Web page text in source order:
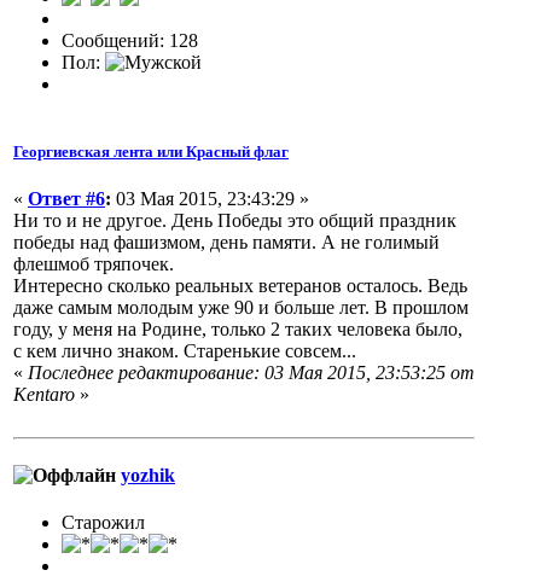
Сообщений: 128
Пол:
Георгиевская лента или Красный флаг
« Ответ #6: 03 Мая 2015, 23:43:29 »
Ни то и не другое. День Победы это общий праздник
победы над фашизмом, день памяти. А не голимый
флешмоб тряпочек.
Интересно сколько реальных ветеранов осталось. Ведь
даже самым молодым уже 90 и больше лет. В прошлом
году, у меня на Родине, только 2 таких человека было,
с кем лично знаком. Старенькие совсем...
« Последнее редактирование: 03 Мая 2015, 23:53:25 от
Kentaro »
yozhik
Старожил